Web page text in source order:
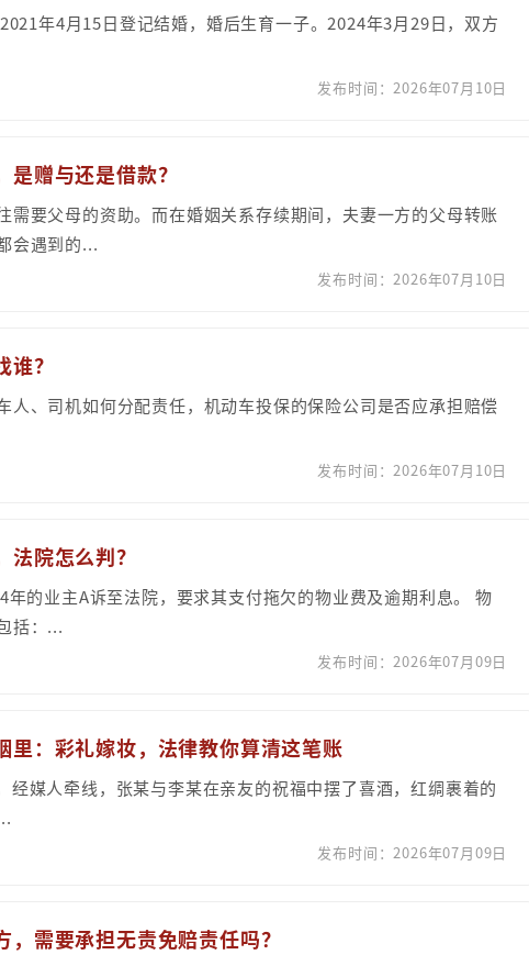
年4月15日登记结婚，婚后生育一子。2024年3月29日，双方
发布时间：2026年07月10日
赠与还是借款？
需要父母的资助。而在婚姻关系存续期间，夫妻一方的父母转账
会遇到的...
发布时间：2026年07月10日
？
、司机如何分配责任，机动车投保的保险公司是否应承担赔偿
发布时间：2026年07月10日
院怎么判？
的业主A诉至法院，要求其支付拖欠的物业费及逾期利息。 物
括：...
发布时间：2026年07月09日
：彩礼嫁妆，法律教你算清这笔账
媒人牵线，张某与李某在亲友的祝福中摆了喜酒，红绸裹着的
发布时间：2026年07月09日
需要承担无责免赔责任吗？